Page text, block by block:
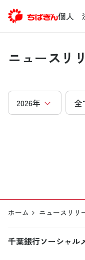
個人
ニュースリ
ホーム ニュースリリ
千葉銀行ソーシャル